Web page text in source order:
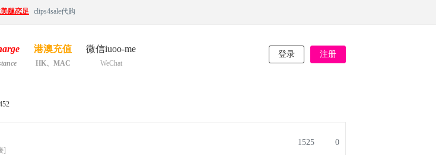
腿恋足 clips4sale代购
港澳充值
HK、MAC
微信iuoo-me
WeChat
登录 注册
]
0
1525